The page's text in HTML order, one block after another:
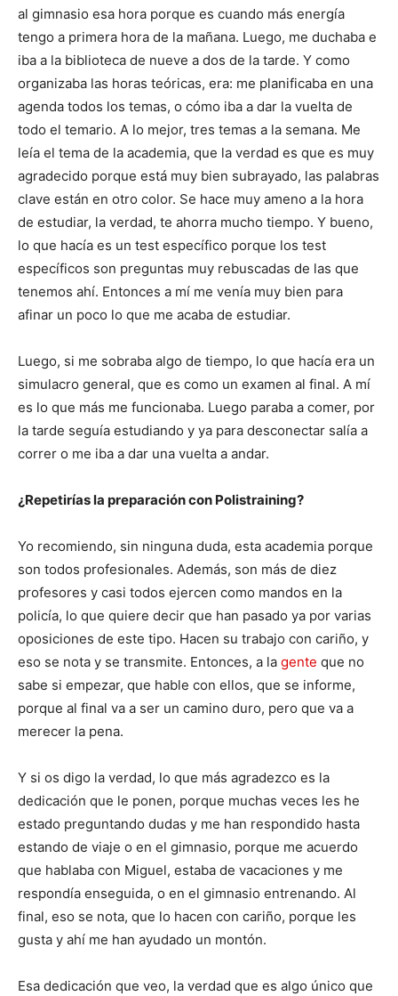
al gimnasio esa hora porque es cuando más energía
tengo a primera hora de la mañana. Luego, me duchaba e
iba a la biblioteca de nueve a dos de la tarde. Y como
organizaba las horas teóricas, era: me planificaba en una
agenda todos los temas, o cómo iba a dar la vuelta de
todo el temario. A lo mejor, tres temas a la semana. Me
leía el tema de la academia, que la verdad es que es muy
agradecido porque está muy bien subrayado, las palabras
clave están en otro color. Se hace muy ameno a la hora
de estudiar, la verdad, te ahorra mucho tiempo. Y bueno,
lo que hacía es un test específico porque los test
específicos son preguntas muy rebuscadas de las que
tenemos ahí. Entonces a mí me venía muy bien para
afinar un poco lo que me acaba de estudiar.
Luego, si me sobraba algo de tiempo, lo que hacía era un
simulacro general, que es como un examen al final. A mí
es lo que más me funcionaba. Luego paraba a comer, por
la tarde seguía estudiando y ya para desconectar salía a
correr o me iba a dar una vuelta a andar.
¿Repetirías la preparación con Polistraining?
Yo recomiendo, sin ninguna duda, esta academia porque
son todos profesionales. Además, son más de diez
profesores y casi todos ejercen como mandos en la
policía, lo que quiere decir que han pasado ya por varias
oposiciones de este tipo. Hacen su trabajo con cariño, y
eso se nota y se transmite. Entonces, a la gente que no
sabe si empezar, que hable con ellos, que se informe,
porque al final va a ser un camino duro, pero que va a
merecer la pena.
Y si os digo la verdad, lo que más agradezco es la
dedicación que le ponen, porque muchas veces les he
estado preguntando dudas y me han respondido hasta
estando de viaje o en el gimnasio, porque me acuerdo
que hablaba con Miguel, estaba de vacaciones y me
respondía enseguida, o en el gimnasio entrenando. Al
final, eso se nota, que lo hacen con cariño, porque les
gusta y ahí me han ayudado un montón.
Esa dedicación que veo, la verdad que es algo único que